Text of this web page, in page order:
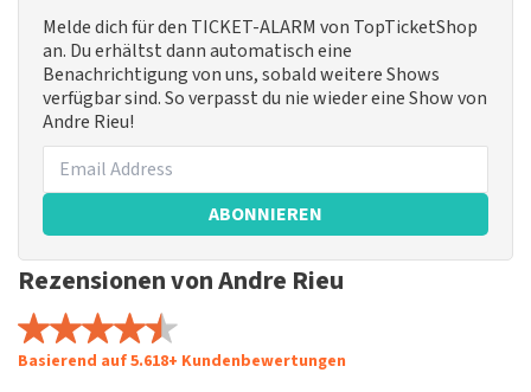
Melde dich für den TICKET-ALARM von TopTicketShop
an. Du erhältst dann automatisch eine
Benachrichtigung von uns, sobald weitere Shows
verfügbar sind. So verpasst du nie wieder eine Show von
Andre Rieu!
ABONNIEREN
Rezensionen von Andre Rieu
Basierend auf 5.618+ Kundenbewertungen